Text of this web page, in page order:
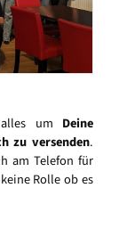
um Deine
zu versenden.
am Telefon für
Rolle ob es